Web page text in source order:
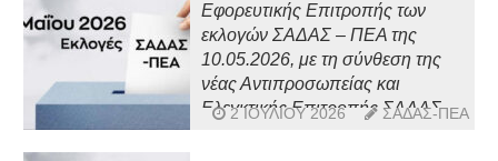
Εφορευτικής Επιτροπής των
εκλογών ΣΑΔΑΣ – ΠΕΑ της
10.05.2026, με τη σύνθεση της
νέας Αντιπροσωπείας και
Ελεγκτικής Επιτροπής ΣΑΔΑΣ-
2 ΙΟΥΛΊΟΥ 2026 ΣΑΔΑΣ-ΠΕΑ